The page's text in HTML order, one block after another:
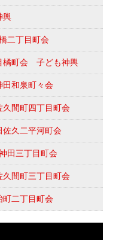
輿
二丁目町会
橘町会 子ども神輿
和泉町々会
間町四丁目町会
久二平河町会
田三丁目町会
間町三丁目町会
二丁目町会